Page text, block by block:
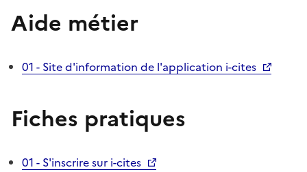
Aide métier
01 - Site d'information de l'application i-cites
Fiches pratiques
01 - S'inscrire sur i-cites